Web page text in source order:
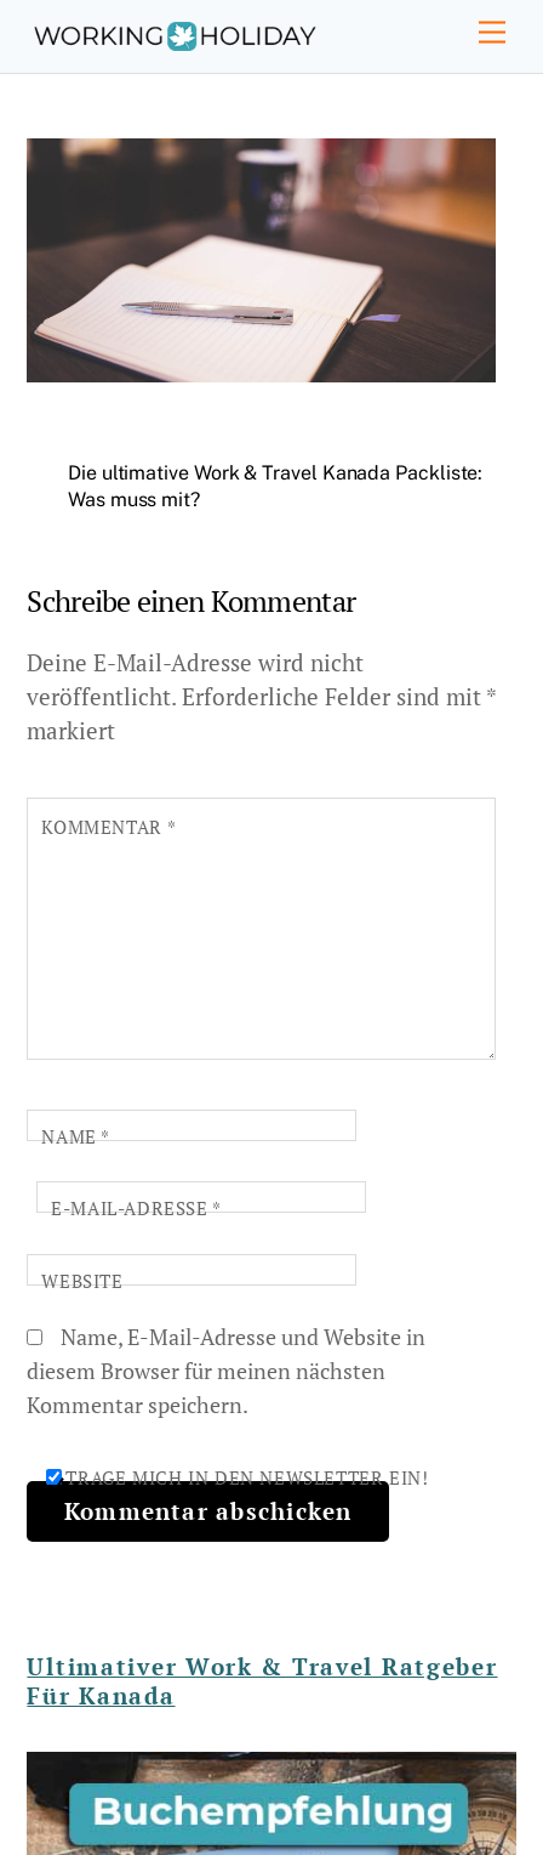
content
Die ultimative Work & Travel Kanada Packliste:
Was muss mit?
Schreibe einen Kommentar
Deine E-Mail-Adresse wird nicht
veröffentlicht. Erforderliche Felder sind mit *
markiert
KOMMENTAR *
NAME*
E-MAIL-ADRESSE*
WEBSITE
Name, E-Mail-Adresse und Website in
diesem Browser für meinen nächsten
Kommentar speichern.
TRAGE MICH IN DEN NEWSLETTER EIN!
Ultimativer Work & Travel Ratgeber
Für Kanada